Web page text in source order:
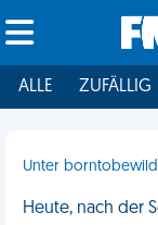
ALLE ZUFÄLLIG
Unter borntobewild
Heute, nach der